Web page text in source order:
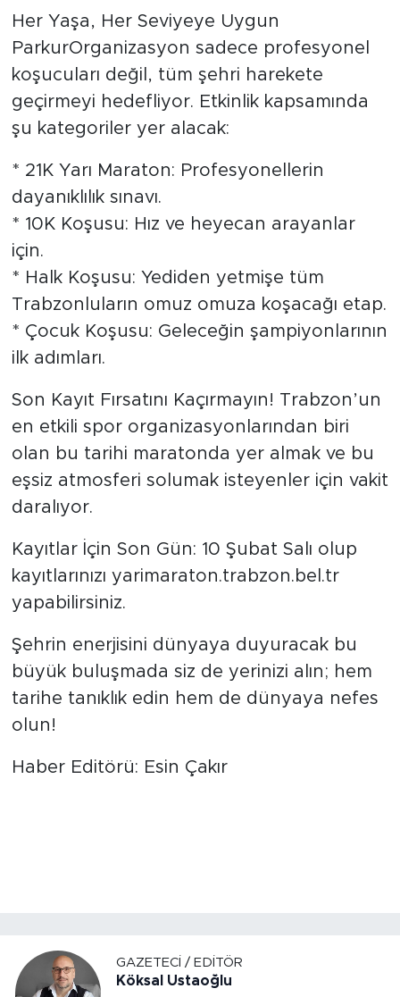
Her Yaşa, Her Seviyeye Uygun
ParkurOrganizasyon sadece profesyonel
koşucuları değil, tüm şehri harekete
geçirmeyi hedefliyor. Etkinlik kapsamında
şu kategoriler yer alacak:
* 21K Yarı Maraton: Profesyonellerin
dayanıklılık sınavı.
* 10K Koşusu: Hız ve heyecan arayanlar
için.
* Halk Koşusu: Yediden yetmişe tüm
Trabzonluların omuz omuza koşacağı etap.
* Çocuk Koşusu: Geleceğin şampiyonlarının
ilk adımları.
Son Kayıt Fırsatını Kaçırmayın! Trabzon’un
en etkili spor organizasyonlarından biri
olan bu tarihi maratonda yer almak ve bu
eşsiz atmosferi solumak isteyenler için vakit
daralıyor.
Kayıtlar İçin Son Gün: 10 Şubat Salı olup
kayıtlarınızı yarimaraton.trabzon.bel.tr
yapabilirsiniz.
Şehrin enerjisini dünyaya duyuracak bu
büyük buluşmada siz de yerinizi alın; hem
tarihe tanıklık edin hem de dünyaya nefes
olun!
Haber Editörü: Esin Çakır
GAZETECI / EDITÖR
Köksal Ustaoğlu